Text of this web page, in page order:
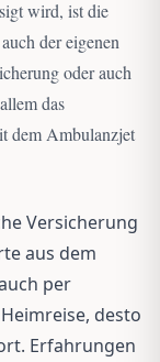
wird, ist die
der eigenen
oder auch
das
dem Ambulanzjet
Versicherung
aus dem
per
desto
Erfahrungen